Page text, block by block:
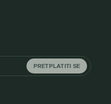
PRETPLATITI SE